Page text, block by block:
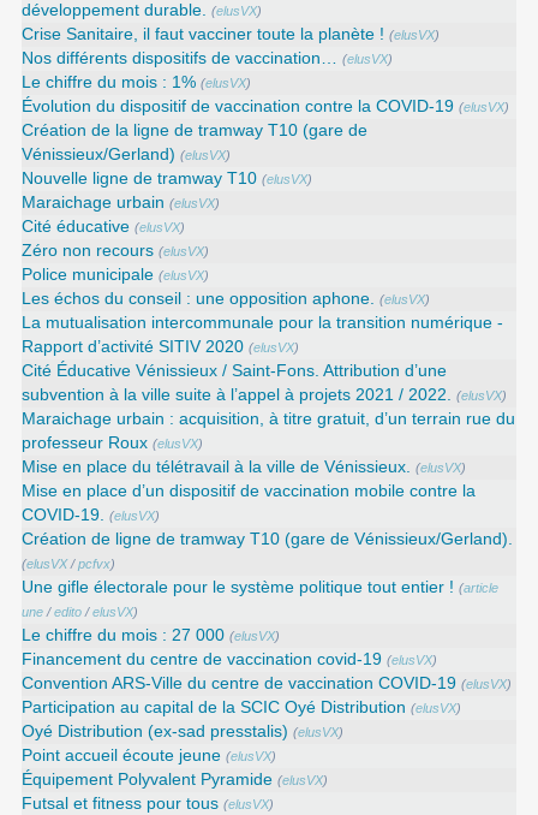
développement durable. (elusVX)
Crise Sanitaire, il faut vacciner toute la planète ! (elusVX)
Nos différents dispositifs de vaccination… (elusVX)
Le chiffre du mois : 1% (elusVX)
Évolution du dispositif de vaccination contre la COVID-19 (elusVX)
Création de la ligne de tramway T10 (gare de
Vénissieux/Gerland) (elusVX)
Nouvelle ligne de tramway T10 (elusVX)
Maraichage urbain (elusVX)
Cité éducative (elusVX)
Zéro non recours (elusVX)
Police municipale (elusVX)
Les échos du conseil : une opposition aphone. (elusVX)
La mutualisation intercommunale pour la transition numérique -
Rapport d’activité SITIV 2020 (elusVX)
Cité Éducative Vénissieux / Saint-Fons. Attribution d’une
subvention à la ville suite à l’appel à projets 2021 / 2022. (elusVX)
Maraichage urbain : acquisition, à titre gratuit, d’un terrain rue du
professeur Roux (elusVX)
Mise en place du télétravail à la ville de Vénissieux. (elusVX)
Mise en place d’un dispositif de vaccination mobile contre la
COVID-19. (elusVX)
Création de ligne de tramway T10 (gare de Vénissieux/Gerland).
(elusVX/pcfvx)
Une gifle électorale pour le système politique tout entier ! (article
une /edito /elusVX)
Le chiffre du mois : 27 000 (elusVX)
Financement du centre de vaccination covid-19 (elusVX)
Convention ARS‑Ville du centre de vaccination COVID‑19 (elusVX)
Participation au capital de la SCIC Oyé Distribution (elusVX)
Oyé Distribution (ex-sad presstalis) (elusVX)
Point accueil écoute jeune (elusVX)
Équipement Polyvalent Pyramide (elusVX)
Futsal et fitness pour tous (elusVX)